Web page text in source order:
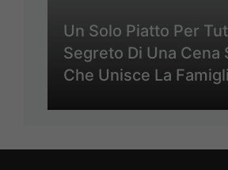
Un Solo Piatto Per
Segreto Di Una Cena
Che Unisce La